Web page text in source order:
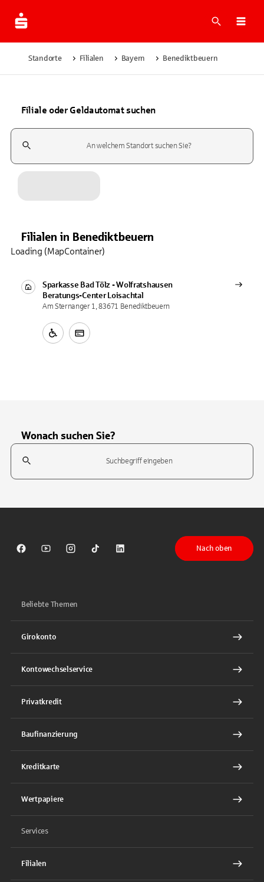
Suche
Standorte Filialen Bayern Benediktbeuern
Filiale oder Geldautomat suchen
Suchfeld
Filialen in Benediktbeuern
Sparkasse Bad Tölz - Wolfratshausen
Beratungs-Center
Loisachtal
Am Sternanger 1, 83671 Benediktbeuern
Loading (MapContainer)
Wonach suchen Sie?
Suchfeld
Sparkasse auf Facebook
Sparkasse auf Youtube
Sparkasse auf Instagram
Sparkasse auf TikTok
Sparkasse auf LinkedIn
Nach oben
Beliebte Themen
Girokonto
Kontowechselservice
Privatkredit
Baufinanzierung
Kreditkarte
Wertpapiere
Services
Filialen